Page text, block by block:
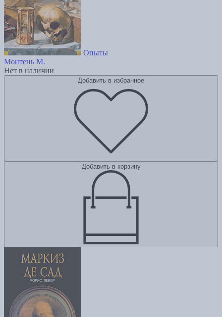
Опыты
Монтень М.
Нет в наличии
Добавить в избранное
Добавить в корзину